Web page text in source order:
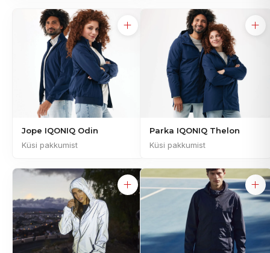
Jope IQONIQ Odin
Küsi pakkumist
Parka IQONIQ Thelon
Küsi pakkumist